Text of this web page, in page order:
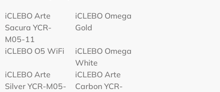
iCLEBO Arte
Sacura YCR-
M05-11
iCLEBO Omega
Gold
iCLEBO O5 WiFi
iCLEBO Omega
White
iCLEBO Arte
Silver YCR-M05-
iCLEBO Arte
Carbon YCR-